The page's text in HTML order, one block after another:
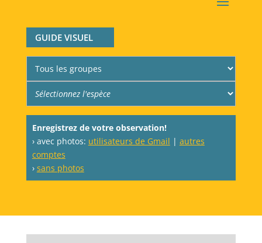
GUIDE VISUEL
Enregistrez de votre observation!
› avec photos: utilisateurs de Gmail | autres
comptes
› sans photos